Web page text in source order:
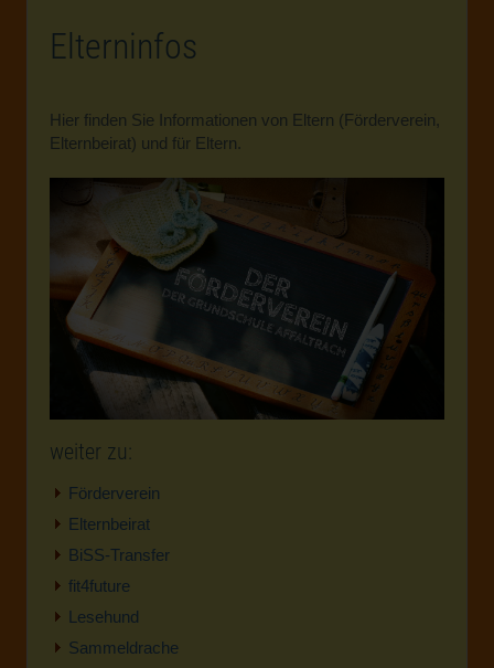
Elterninfos
Hier finden Sie Informationen von Eltern (Förderverein,
Elternbeirat) und für Eltern.
weiter zu:
Förderverein
Elternbeirat
BiSS-Transfer
fit4future
Lesehund
Sammeldrache